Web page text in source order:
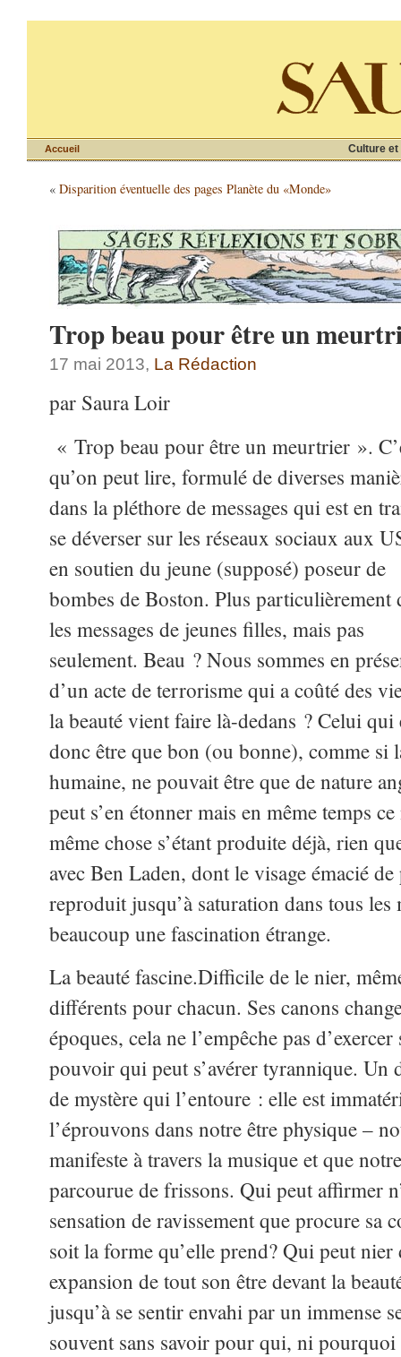
Culture et
Accueil
« Disparition éventuelle des pages Planète du «Monde»
Trop beau pour être un
17 mai 2013, La Rédaction
par Saura Loir
« Trop beau pour être un meurtrier ».
qu’on peut lire, formulé de diverses
dans la pléthore de messages qui est en
se déverser sur les réseaux sociaux aux
en soutien du jeune (supposé) poseur de
bombes de Boston. Plus particulièrement
les messages de jeunes filles, mais pas
seulement. Beau ? Nous sommes en
d’un acte de terrorisme qui a coûté des
la beauté vient faire là-dedans ? Celui
donc être que bon (ou bonne), comme si
humaine, ne pouvait être que de nature
peut s’en étonner mais en même temps
même chose s’étant produite déjà, rien
avec Ben Laden, dont le visage émacié
reproduit jusqu’à saturation dans tous les
beaucoup une fascination étrange.
La beauté fascine.Difficile de le nier,
différents pour chacun. Ses canons
époques, cela ne l’empêche pas
pouvoir qui peut s’avérer tyrannique. Un
de mystère qui l’entoure : elle est
l’éprouvons dans notre être physique –
manifeste à travers la musique et que
parcourue de frissons. Qui peut affirmer
sensation de ravissement que procure sa
soit la forme qu’elle prend? Qui peut nier
expansion de tout son être devant la
jusqu’à se sentir envahi par un immense
souvent sans savoir pour qui, ni